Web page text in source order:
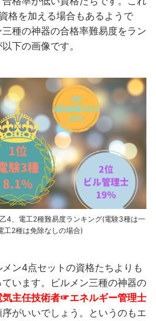
格を加える場合もあるようで
種の神器の合格率難易度をラン
下の画像です。
4、電工2種難易度ランキング(電験3種は一
工2種は免除なしの場合)
ン4点セットの資格たちよりも
います。ビルメン三種の神器の
気主任技術者☞エネルギー管理士
序がいいでしょう。というのもエ